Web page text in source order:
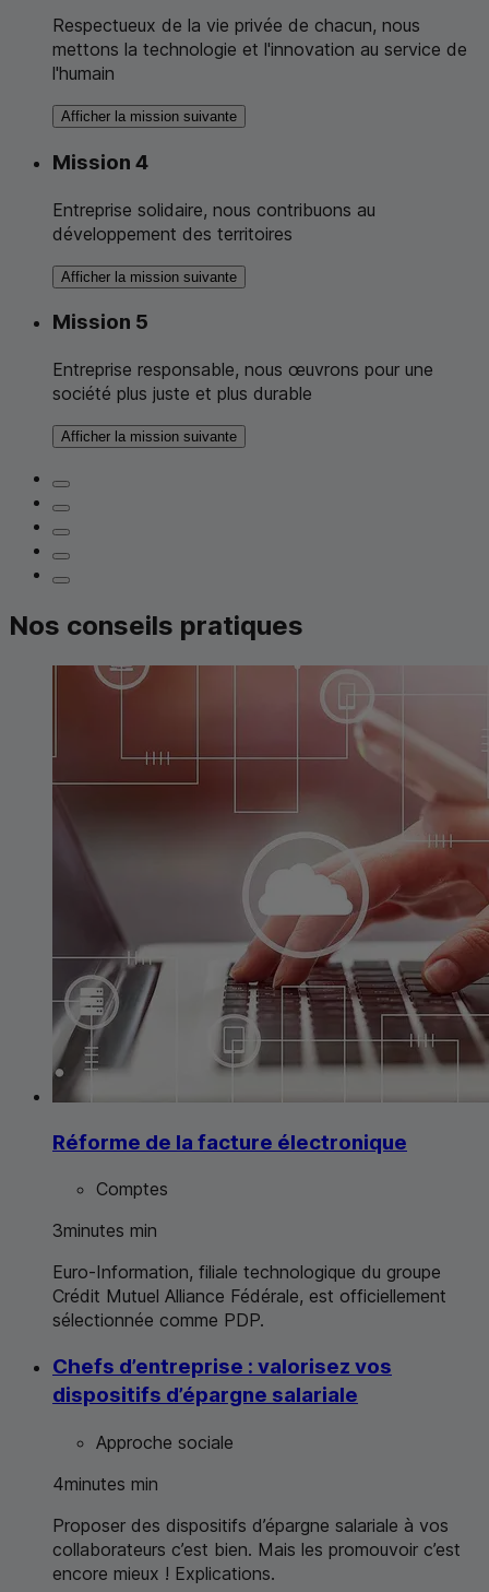
Respectueux de la vie privée de chacun, nous
mettons la technologie et l'innovation au service de
l'humain
Afficher la mission suivante
Mission 4
Entreprise solidaire, nous contribuons au
développement des territoires
Afficher la mission suivante
Mission 5
Entreprise responsable, nous œuvrons pour une
société plus juste et plus durable
Afficher la mission suivante
Nos conseils pratiques
Réforme de la facture électronique
Comptes
3minutes min
Euro-Information, filiale technologique du groupe
Crédit Mutuel Alliance Fédérale, est officiellement
sélectionnée comme PDP.
Chefs d’entreprise : valorisez vos
dispositifs d’épargne salariale
Approche sociale
4minutes min
Proposer des dispositifs d’épargne salariale à vos
collaborateurs c’est bien. Mais les promouvoir c’est
encore mieux ! Explications.